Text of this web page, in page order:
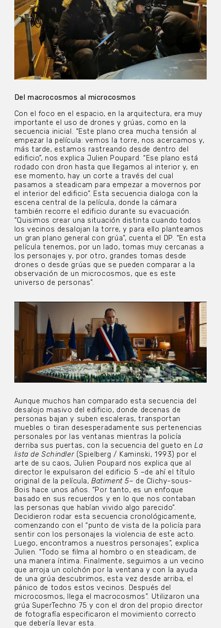
Del macrocosmos al microcosmos
Con el foco en el espacio, en la arquitectura, era muy
importante el uso de drones y grúas, como en la
secuencia inicial. “Este plano crea mucha tensión al
empezar la película: vemos la torre, nos acercamos y,
más tarde, estamos rastreando desde dentro del
edificio”, nos explica Julien Poupard. “Ese plano está
rodado con dron hasta que llegamos al interior y, en
ese momento, hay un corte a través del cual
pasamos a steadicam para empezar a movernos por
el interior del edificio”. Esta secuencia dialoga con la
escena central de la película, donde la cámara
también recorre el edificio durante su evacuación.
“Quisimos crear una situación distinta cuando todos
los vecinos desalojan la torre, y para ello planteamos
un gran plano general con grúa”, cuenta el DP. “En esta
película tenemos, por un lado, tomas muy cercanas a
los personajes y, por otro, grandes tomas desde
drones o desde grúas que se pueden comparar a la
observación de un microcosmos, que es este
universo de personas”.
Aunque muchos han comparado esta secuencia del
desalojo masivo del edificio, donde decenas de
personas bajan y suben escaleras, transportan
muebles o tiran desesperadamente sus pertenencias
personales por las ventanas mientras la policía
derriba sus puertas, con la secuencia del gueto enLa
lista de Schindler (Spielberg / Kaminski, 1993) por el
arte de su caos, Julien Poupard nos explica que al
director le expulsaron del edificio 5 –de ahí el título
original de la película,Batiment 5– de Clichy-sous-
Bois hace unos años. “Por tanto, es un enfoque
basado en sus recuerdos y en lo que nos contaban
las personas que habían vivido algo parecido”.
Decidieron rodar esta secuencia cronológicamente,
comenzando con el “punto de vista de la policía para
sentir con los personajes la violencia de este acto.
Luego, encontramos a nuestros personajes”, explica
Julien. “Todo se filma al hombro o en steadicam, de
una manera íntima. Finalmente, seguimos a un vecino
que arroja un colchón por la ventana y con la ayuda
de una grúa descubrimos, esta vez desde arriba, el
pánico de todos estos vecinos. Después del
microcosmos, llega el macrocosmos”. Utilizaron una
grúa SuperTechno 75 y con el dron del propio director
de fotografía especificaron el movimiento correcto
que debería llevar esta.